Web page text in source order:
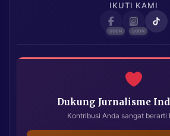
IKUTI KAMI
Dukung Jurnalisme
Kontribusi Anda sangat berarti